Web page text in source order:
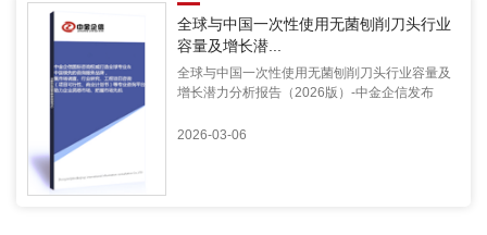
全球与中国一次性使用无菌刨削刀头行业
容量及增长潜...
全球与中国一次性使用无菌刨削刀头行业容量及
增长潜力分析报告（2026版）-中金企信发布
2026-03-06